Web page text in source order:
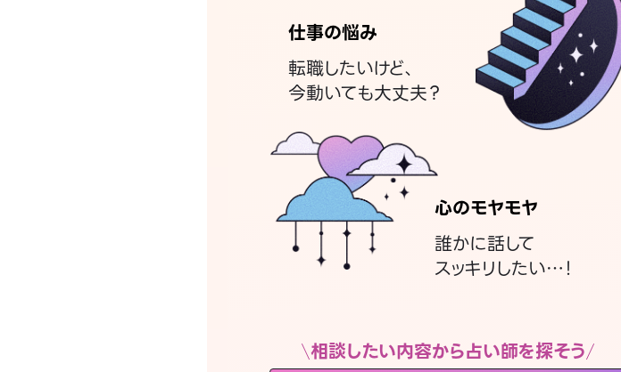
仕事の悩み
転職したいけど、
今動いても大丈夫？
心のモヤモヤ
誰かに話して
スッキリしたい…！
相談したい内容から占い師を探そう